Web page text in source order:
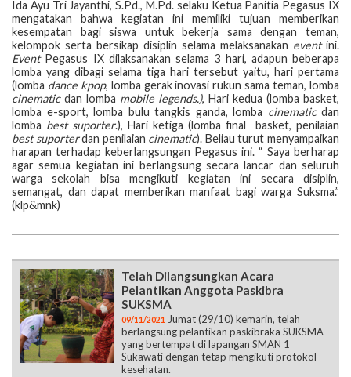
Ida Ayu Tri Jayanthi, S.Pd., M.Pd. selaku Ketua Panitia Pegasus IX
mengatakan bahwa kegiatan ini memiliki tujuan memberikan
kesempatan bagi siswa untuk bekerja sama dengan teman,
kelompok serta bersikap disiplin selama melaksanakan eventini.
EventPegasus IX dilaksanakan selama 3 hari, adapun beberapa
lomba yang dibagi selama tiga hari tersebut yaitu, hari pertama
(lomba dance kpop, lomba gerak inovasi rukun sama teman, lomba
cinematicdan lomba mobile legends.), Hari kedua (lomba basket,
lomba e-sport, lomba bulu tangkis ganda, lomba cinematicdan
lomba best suporter.), Hari ketiga (lomba final basket, penilaian
best suporterdan penilaian cinematic). Beliau turut menyampaikan
harapan terhadap keberlangsungan Pegasus ini. “ Saya berharap
agar semua kegiatan ini berlangsung secara lancar dan seluruh
warga sekolah bisa mengikuti kegiatan ini secara disiplin,
semangat, dan dapat memberikan manfaat bagi warga Suksma.”
(klp&mnk)
Telah Dilangsungkan Acara
Pelantikan Anggota Paskibra
SUKSMA
09/11/2021 Jumat (29/10) kemarin, telah
berlangsung pelantikan paskibraka SUKSMA
yang bertempat di lapangan SMAN 1
Sukawati dengan tetap mengikuti protokol
kesehatan.